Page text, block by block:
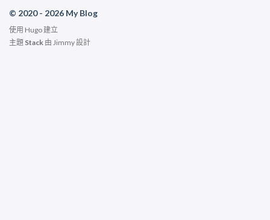
© 2020 - 2026 My Blog
使用 Hugo建立
主題 Stack 由 Jimmy設計